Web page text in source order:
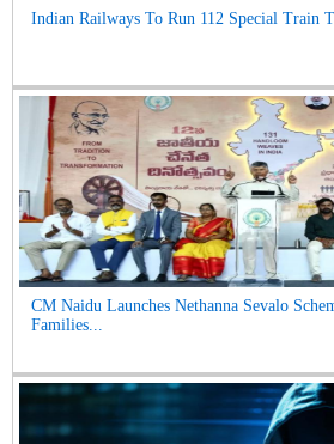
Indian Railways To Run 112 Special Train
CM Naidu Launches Nethanna Sevalo
Families...